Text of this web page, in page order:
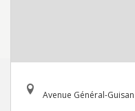
Avenue Général-